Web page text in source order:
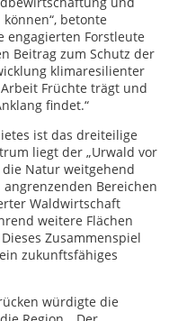
betonte
engagierten Forstleute
Beitrag zum Schutz der
klimaresilienter
Früchte trägt und
findet.“
ist das dreiteilige
liegt der „Urwald vor
die Natur weitgehend
Bereichen
Waldwirtschaft
weitere Flächen
Zusammenspiel
zukunftsfähiges
würdigte die